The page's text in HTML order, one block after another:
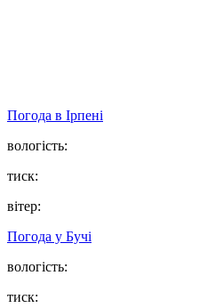
Погода в Ірпені
вологість:
тиск:
вітер:
Погода у Бучі
вологість:
тиск: